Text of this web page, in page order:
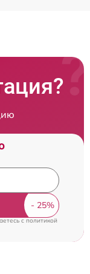
cполитикой